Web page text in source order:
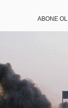
ABONE OL